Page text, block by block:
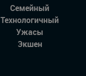
Семейный
Технологичный
Ужасы
Экшен